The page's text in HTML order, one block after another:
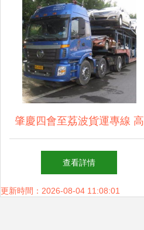
肇慶四會至荔波貨運專線 高
效調度回程車，優(yōu)化貨
物運輸解決方案
查看詳情
更新時間：2026-08-04 11:08:01